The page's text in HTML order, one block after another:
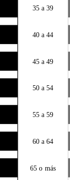
35 a 39
40 a 44
45 a 49
50 a 54
55 a 59
60 a 64
65 o más